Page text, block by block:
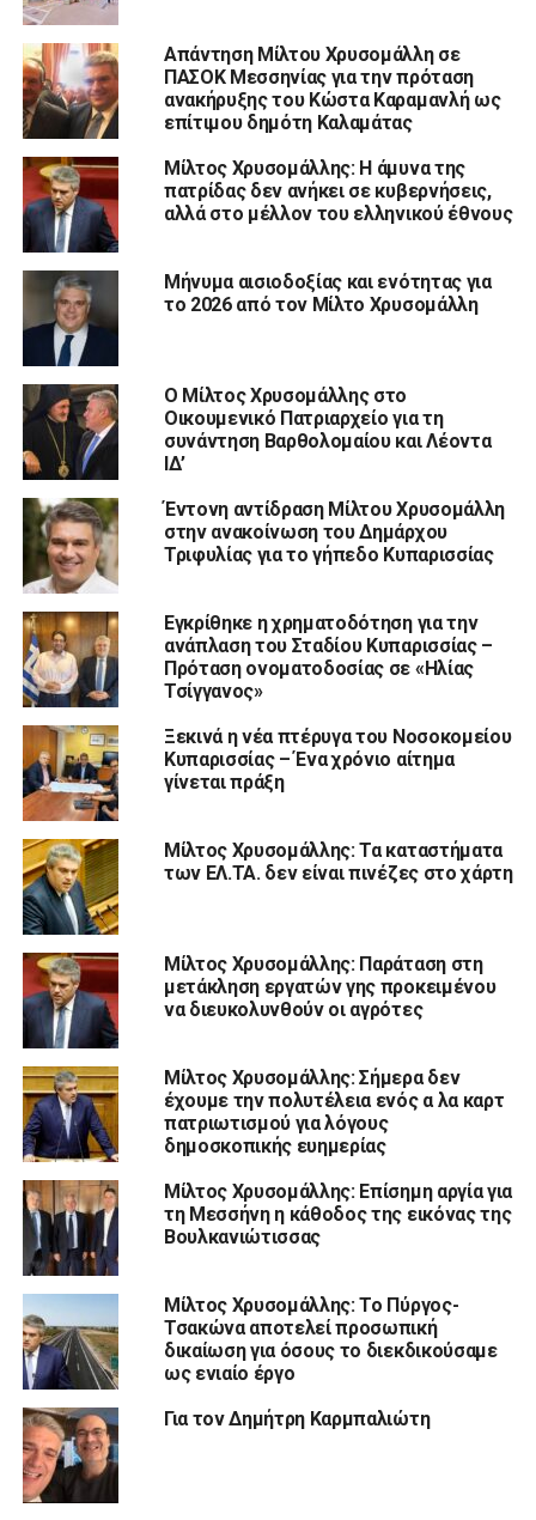
Απάντηση Μίλτου Χρυσομάλλη σε
ΠΑΣΟΚ Μεσσηνίας για την πρόταση
ανακήρυξης του Κώστα Καραμανλή ως
επίτιμου δημότη Καλαμάτας
Μίλτος Χρυσομάλλης: Η άμυνα της
πατρίδας δεν ανήκει σε κυβερνήσεις,
αλλά στο μέλλον του ελληνικού έθνους
Μήνυμα αισιοδοξίας και ενότητας για
το 2026 από τον Μίλτο Χρυσομάλλη
Ο Μίλτος Χρυσομάλλης στο
Οικουμενικό Πατριαρχείο για τη
συνάντηση Βαρθολομαίου και Λέοντα
ΙΔ’
Έντονη αντίδραση Μίλτου Χρυσομάλλη
στην ανακοίνωση του Δημάρχου
Τριφυλίας για το γήπεδο Κυπαρισσίας
Εγκρίθηκε η χρηματοδότηση για την
ανάπλαση του Σταδίου Κυπαρισσίας –
Πρόταση ονοματοδοσίας σε «Ηλίας
Τσίγγανος»
Ξεκινά η νέα πτέρυγα του Νοσοκομείου
Κυπαρισσίας – Ένα χρόνιο αίτημα
γίνεται πράξη
Μίλτος Χρυσομάλλης: Τα καταστήματα
των ΕΛ.ΤΑ. δεν είναι πινέζες στο χάρτη
Μίλτος Χρυσομάλλης: Παράταση στη
μετάκληση εργατών γης προκειμένου
να διευκολυνθούν οι αγρότες
Μίλτος Χρυσομάλλης: Σήμερα δεν
έχουμε την πολυτέλεια ενός α λα καρτ
πατριωτισμού για λόγους
δημοσκοπικής ευημερίας
Μίλτος Χρυσομάλλης: Επίσημη αργία για
τη Μεσσήνη η κάθοδος της εικόνας της
Βουλκανιώτισσας
Μίλτος Χρυσομάλλης: Το Πύργος-
Τσακώνα αποτελεί προσωπική
δικαίωση για όσους το διεκδικούσαμε
ως ενιαίο έργο
Για τον Δημήτρη Καρμπαλιώτη